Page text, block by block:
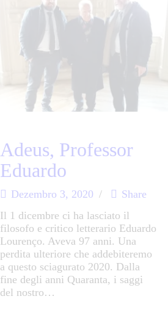
Adeus, Professor
Eduardo
Dezembro 3, 2020
Share
Il 1 dicembre ci ha lasciato il
filosofo e critico letterario Eduardo
Lourenço. Aveva 97 anni. Una
perdita ulteriore che addebiteremo
a questo sciagurato 2020. Dalla
fine degli anni Quaranta, i saggi
del nostro…